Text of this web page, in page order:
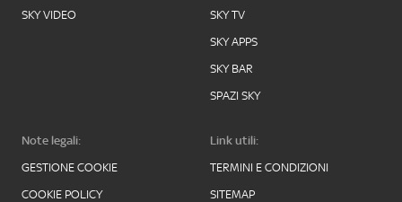
SKY VIDEO
SKY TV
SKY APPS
SKY BAR
SPAZI SKY
Note legali:
GESTIONE COOKIE
COOKIE POLICY
Link utili:
TERMINI E CONDIZIONI
SITEMAP